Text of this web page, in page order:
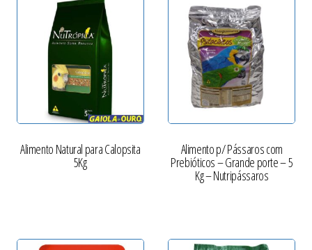
Alimento Natural para Calopsita
5Kg
Alimento p/ Pássaros com
Prebióticos – Grande porte – 5
Kg – Nutripássaros